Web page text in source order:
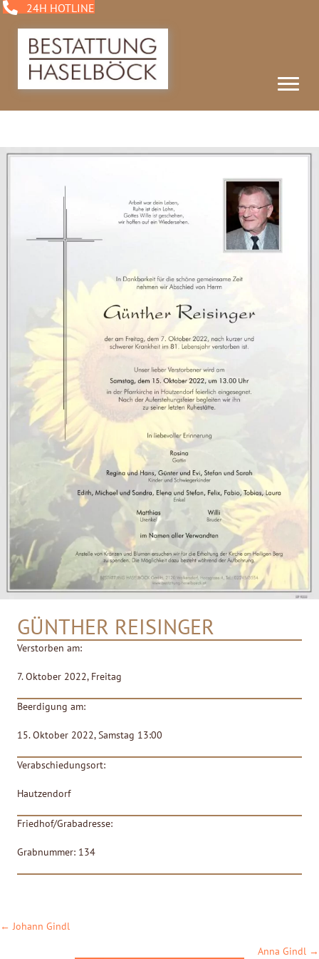
24H HOTLINE
GÜNTHER REISINGER
Verstorben am:
7. Oktober 2022, Freitag
Beerdigung am:
15. Oktober 2022, Samstag 13:00
Verabschiedungsort:
Hautzendorf
Friedhof/Grabadresse:
Grabnummer: 134
POSTS
← Johann Gindl
Anna Gindl →